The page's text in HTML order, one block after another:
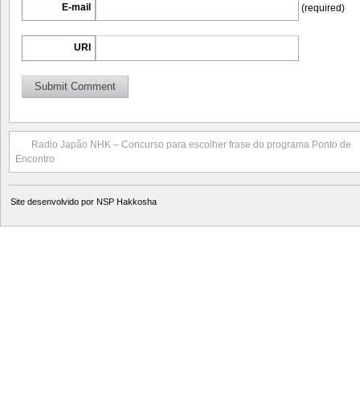
E-mail (required)
URI
Radio Japão NHK – Concurso para escolher frase do programa Ponto de
Encontro
Site desenvolvido por NSP Hakkosha